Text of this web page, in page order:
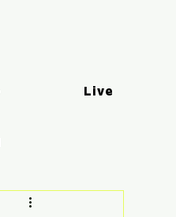
Live